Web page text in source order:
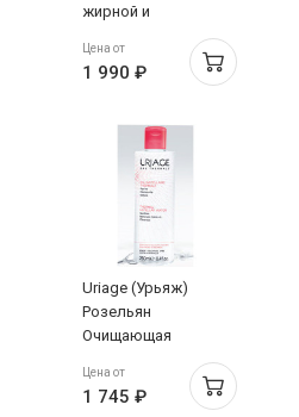
жирной и
проблемной кожи 15
г
Цена от
1 990 ₽
Uriage (Урьяж)
Розельян
Очищающая
мицеллярная вода
для кожи склонной к
покраснениям 250
Цена от
1 745 ₽